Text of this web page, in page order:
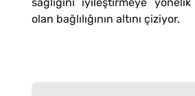
olan bağlılığının altını çiziyor.